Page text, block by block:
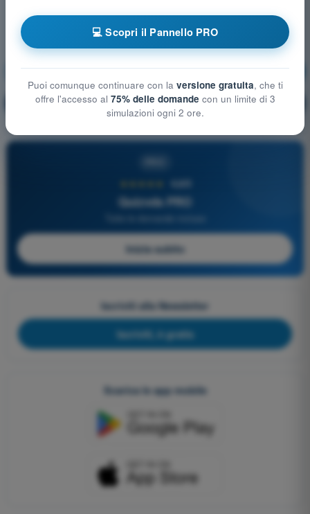
Regolamentazione aeronautica Allenamento!
🔒 PRO Spiegazione domanda
4,6/5
Quizvds PRO
Inizia subito
Iscriviti alla Newsletter
Iscriviti, è gratis
Scarica le app mobile
💻 Scopri il Pannello PRO
Puoi comunque continuare con la versione gratuita, che ti
offre l'accesso al 75% delle domande con un limite di 3
simulazioni ogni 2 ore.